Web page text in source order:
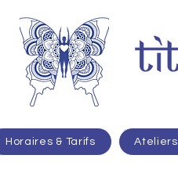
Horaires & Tarifs Ateliers